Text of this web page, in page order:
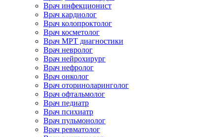
Врач инфекционист
Врач кардиолог
Врач колопроктолог
Врач косметолог
Врач МРТ диагностики
Врач невролог
Врач нейрохирург
Врач нефролог
Врач онколог
Врач оториноларинголог
Врач офтальмолог
Врач педиатр
Врач психиатр
Врач пульмонолог
Врач ревматолог